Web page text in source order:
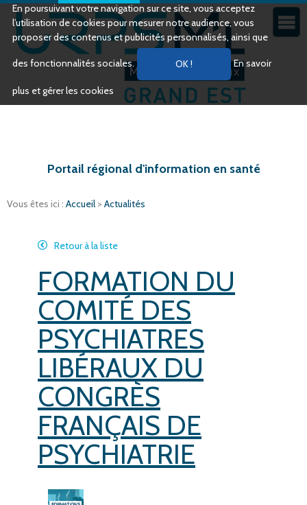
En poursuivant votre navigation sur ce site, vous acceptez
l’utilisation de cookies pour mesurer notre audience, vous
proposer des contenus et publicités personnalisés, ainsi que
des fonctionnalités sociales. En savoir
plus et gérer les cookies
Portail régional d'information en santé
Vous êtes ici : Accueil > Actualités
Retour à la liste
FORMATION DU
COMITÉ DES
PSYCHIATRES
LIBÉRAUX DU
CONGRÈS
FRANÇAIS DE
PSYCHIATRIE